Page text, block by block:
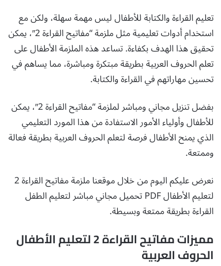
تعليم القراءة والكتابة للأطفال ليس مهمة سهلة، ولكن مع
استخدام أدوات تعليمية مثل ملزمة “مفاتيح القراءة 2″، يمكن
تحقيق هذا الهدف بكفاءة. تساعد هذه الملزمة الأطفال على
تعلم الحروف العربية بطريقة مبتكرة ومباشرة، مما يساهم في
تحسين مهاراتهم في القراءة والكتابة.
بفضل تنزيل مجاني ومباشر لملزمة “مفاتيح القراءة 2″، يمكن
للأطفال وأولياء الأمور الاستفادة من هذا المورد التعليمي
الذي يمنح الأطفال فرصة لتعلم الحروف العربية بطريقة فعالة
وممتعة.
نعرض عليكم اليوم من خلال موقعنا ملزمة مفاتيح القراءة 2
لتعليم الأطفال PDF تحميل مجاني مباشر لتعليم الطفل
القراءة بطريقة ممتعة وبسيطة.
مميزات مفاتيح القراءة 2 لتعليم الأطفال
الحروف العربية